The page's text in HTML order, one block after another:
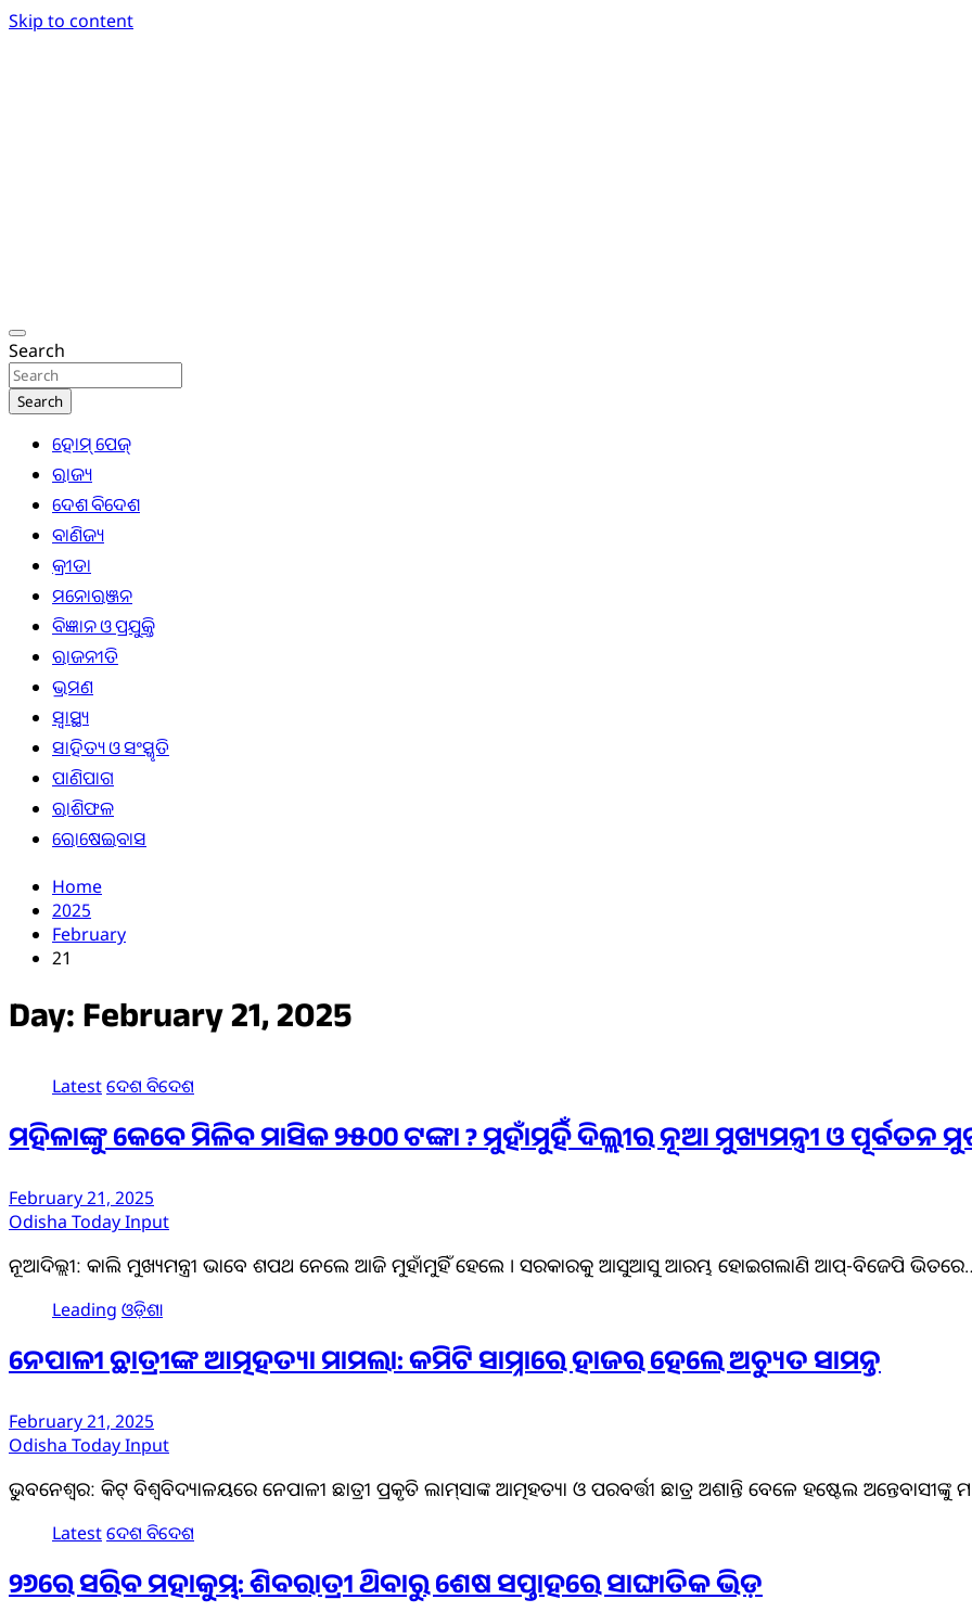
Skip to content
Search
Search
ହୋମ୍ ପେଜ୍
ରାଜ୍ୟ
ଦେଶ ବିଦେଶ
ବାଣିଜ୍ୟ
କ୍ରୀଡା
ମନୋରଞ୍ଜନ
ବିଜ୍ଞାନ ଓ ପ୍ରଯୁକ୍ତି
ରାଜନୀତି
ଭ୍ରମଣ
ସ୍ୱାସ୍ଥ୍ୟ
ସାହିତ୍ୟ ଓ ସଂସ୍କୃତି
ପାଣିପାଗ
ରାଶିଫଳ
ରୋଷେଇବାସ
Home
2025
February
21
Day:February 21, 2025
Latestଦେଶ ବିଦେଶ
ମହିଳାଙ୍କୁ କେବେ ମିଳିବ ମାସିକ ୨୫୦୦ ଟଙ୍କା ? ମୁହାଁମୁହିଁ ଦିଲ୍ଲୀର ନୂଆ ମୁଖ୍ୟମନ୍ତ୍ରୀ ଓ ପୂର୍ବତନ
February 21, 2025
Odisha Today Input
ନୂଆଦିଲ୍ଲୀ: କାଲି ମୁଖ୍ୟମନ୍ତ୍ରୀ ଭାବେ ଶପଥ ନେଲେ ଆଜି ମୁହାଁମୁହିଁ ହେଲେ । ସରକାରକୁ ଆସୁଆସୁ ଆରମ୍ଭ ହୋଇଗଲାଣି ଆପ୍-ବିଜେପି
Leading ଓଡ଼ିଶା
ନେପାଳୀ ଛାତ୍ରୀଙ୍କ ଆତ୍ମହତ୍ୟା ମାମଲା: କମିଟି ସାମ୍ନାରେ ହାଜର ହେଲେ ଅଚ୍ୟୁତ ସାମନ୍ତ
February 21, 2025
Odisha Today Input
ଭୁବନେଶ୍ୱର: କିଟ୍‌ ବିଶ୍ବବିଦ୍ୟାଳୟରେ ନେପାଳୀ ଛାତ୍ରୀ ପ୍ରକୃତି ଲାମ୍‌ସାଙ୍କ ଆତ୍ମହତ୍ୟା ଓ ପରବର୍ତ୍ତୀ ଛାତ୍ର ଅଶାନ୍ତି ବେଳେ ହଷ୍ଟେଲ ଅନ୍ତେବାସୀଙ୍କୁ
Latestଦେଶ ବିଦେଶ
୨୬ରେ ସରିବ ମହାକୁମ୍ଭ: ଶିବରାତ୍ରୀ ଥିବାରୁ ଶେଷ ସପ୍ତାହରେ ସାଙ୍ଘାତିକ ଭିଡ଼